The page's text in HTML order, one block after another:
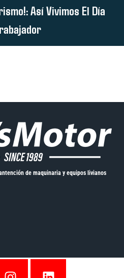
Así Vivimos El Día
de maquinaria y equipos livianos